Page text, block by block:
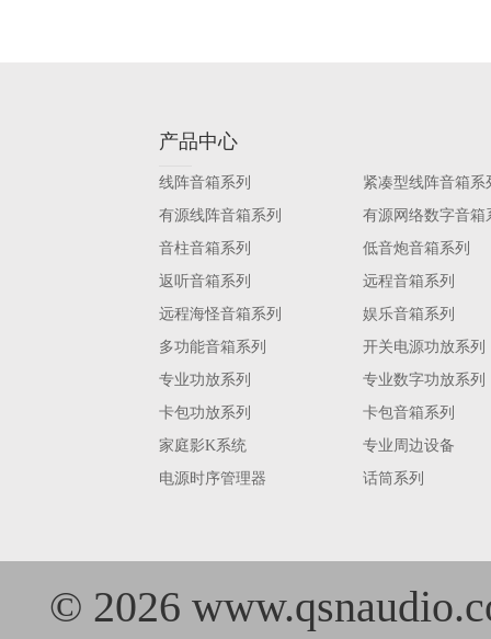
产品中心
线阵音箱系列
紧凑型线阵音箱系
有源线阵音箱系列
有源网络数字音箱
音柱音箱系列
低音炮音箱系列
返听音箱系列
远程音箱系列
远程海怪音箱系列
娱乐音箱系列
多功能音箱系列
开关电源功放系列
专业功放系列
专业数字功放系列
卡包功放系列
卡包音箱系列
家庭影K系统
专业周边设备
电源时序管理器
话筒系列
© 2026